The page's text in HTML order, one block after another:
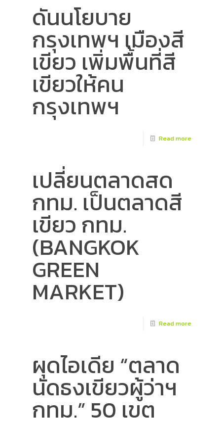
ดันนโยบาย
กรุงเทพฯ เมืองสี
เขียว เพิ่มพื้นที่สี
เขียวให้คน
กรุงเทพฯ
Read more
เปลี่ยนตลาดสด
กทม. เป็นตลาดสี
เขียว กทม.
(BANGKOK
GREEN
MARKET)
Read more
ผุดไอเดีย “ตลาด
นัดธงเขียวผู้ว่าฯ
กทม.” 50 เขต